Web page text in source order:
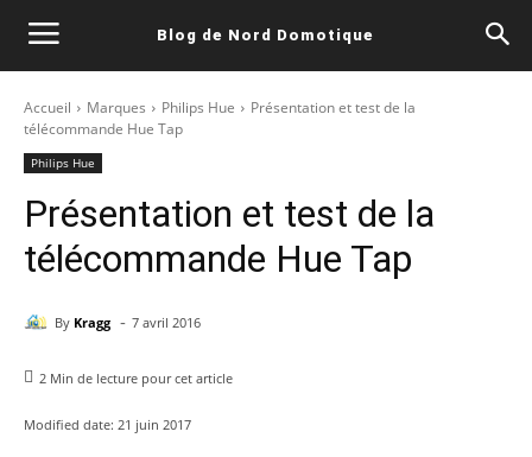
Blog de Nord Domotique
Accueil Marques Philips Hue
Présentation et test de la
télécommande Hue Tap
Philips Hue
Présentation et test de la
télécommande Hue Tap
By Kragg - 7 avril 2016
2 Min de lecture pour cet article
Modified date: 21 juin 2017